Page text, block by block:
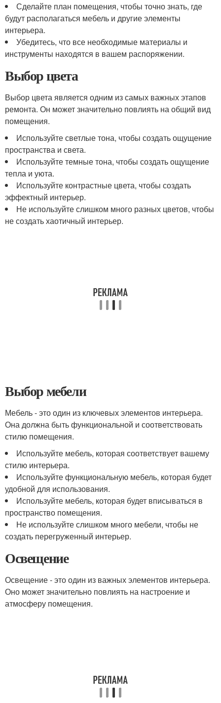
Сделайте план помещения, чтобы точно знать, где
будут располагаться мебель и другие элементы
интерьера.
Убедитесь, что все необходимые материалы и
инструменты находятся в вашем распоряжении.
Выбор цвета
Выбор цвета является одним из самых важных этапов
ремонта. Он может значительно повлиять на общий вид
помещения.
Используйте светлые тона, чтобы создать ощущение
пространства и света.
Используйте темные тона, чтобы создать ощущение
тепла и уюта.
Используйте контрастные цвета, чтобы создать
эффектный интерьер.
Не используйте слишком много разных цветов, чтобы
не создать хаотичный интерьер.
Выбор мебели
Мебель - это один из ключевых элементов интерьера.
Она должна быть функциональной и соответствовать
стилю помещения.
Используйте мебель, которая соответствует вашему
стилю интерьера.
Используйте функциональную мебель, которая будет
удобной для использования.
Используйте мебель, которая будет вписываться в
пространство помещения.
Не используйте слишком много мебели, чтобы не
создать перегруженный интерьер.
Освещение
Освещение - это один из важных элементов интерьера.
Оно может значительно повлиять на настроение и
атмосферу помещения.